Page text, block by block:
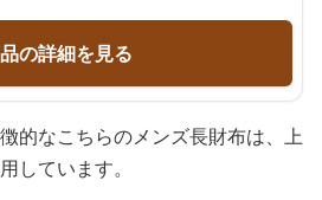
の詳細を見る
的なこちらのメンズ長財布は、上
しています。